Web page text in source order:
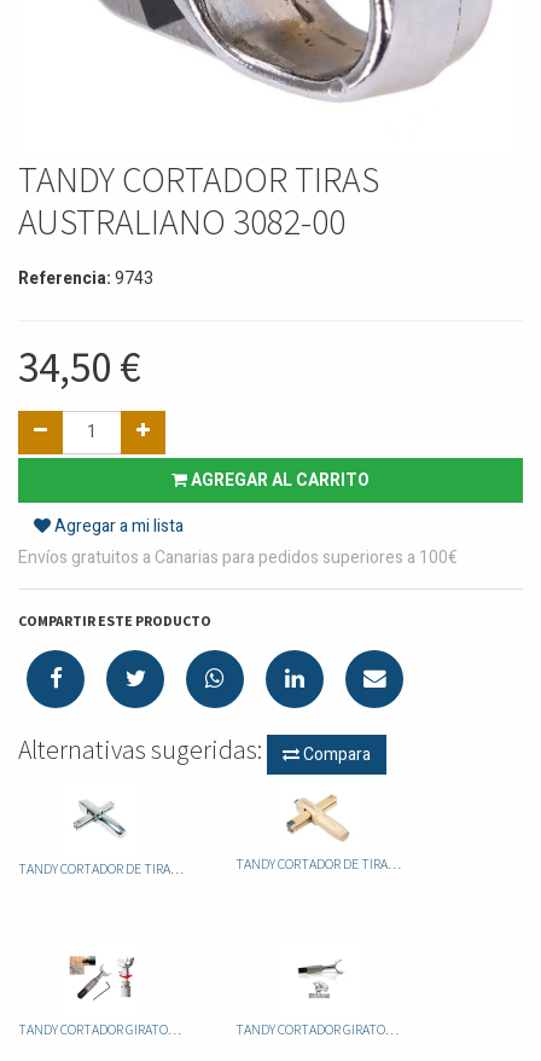
TANDY CORTADOR TIRAS
AUSTRALIANO 3082-00
Referencia:9743
34,50 €
AGREGAR AL CARRITO
Agregar a mi lista
Envíos gratuitos a Canarias para pedidos superiores a 100€
COMPARTIR ESTE PRODUCTO
Alternativas sugeridas: Compara